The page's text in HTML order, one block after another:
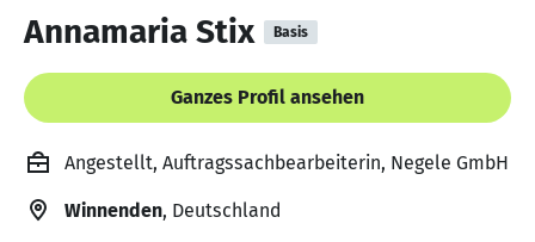
Annamaria Stix Basis
Ganzes Profil ansehen
Angestellt, Auftragssachbearbeiterin, Negele GmbH
Winnenden, Deutschland